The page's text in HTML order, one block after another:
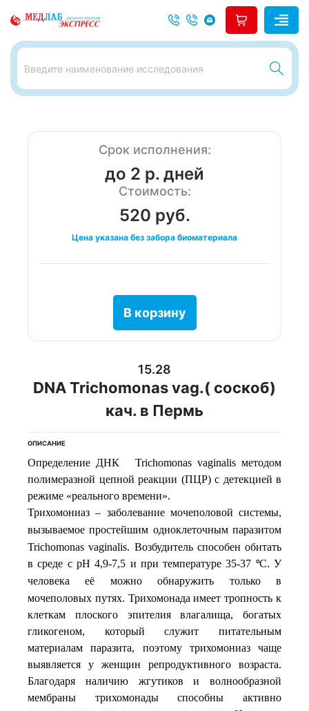
15.28
DNA Trichomonas vag.( соскоб)
кач. в Пермь
ОПИСАНИЕ
Определение ДНК Trichomonas vaginalis методом
полимеразной цепной реакции (ПЦР) с детекцией в
режиме «реального времени».
Трихомониаз – заболевание мочеполовой системы,
вызываемое простейшим одноклеточным паразитом
Trichomonas vaginalis. Возбудитель способен обитать
в среде с рН 4,9-7,5 и при температуре 35-37 °С. У
человека
её можно обнаружить только
в
мочеполовых путях. Трихомонада имеет тропность к
клеткам плоского эпителия влагалища, богатых
гликогеном, который служит питательным
материалам паразита, поэтому трихомониаз чаще
выявляется у женщин репродуктивного возраста.
Благодаря наличию жгутиков и волнообразной
мембраны трихомонады способны активно
Срок исполнения:
до 2 р. дней
Стоимость:
520 руб.
Цена указана без забора биоматериала
В корзину